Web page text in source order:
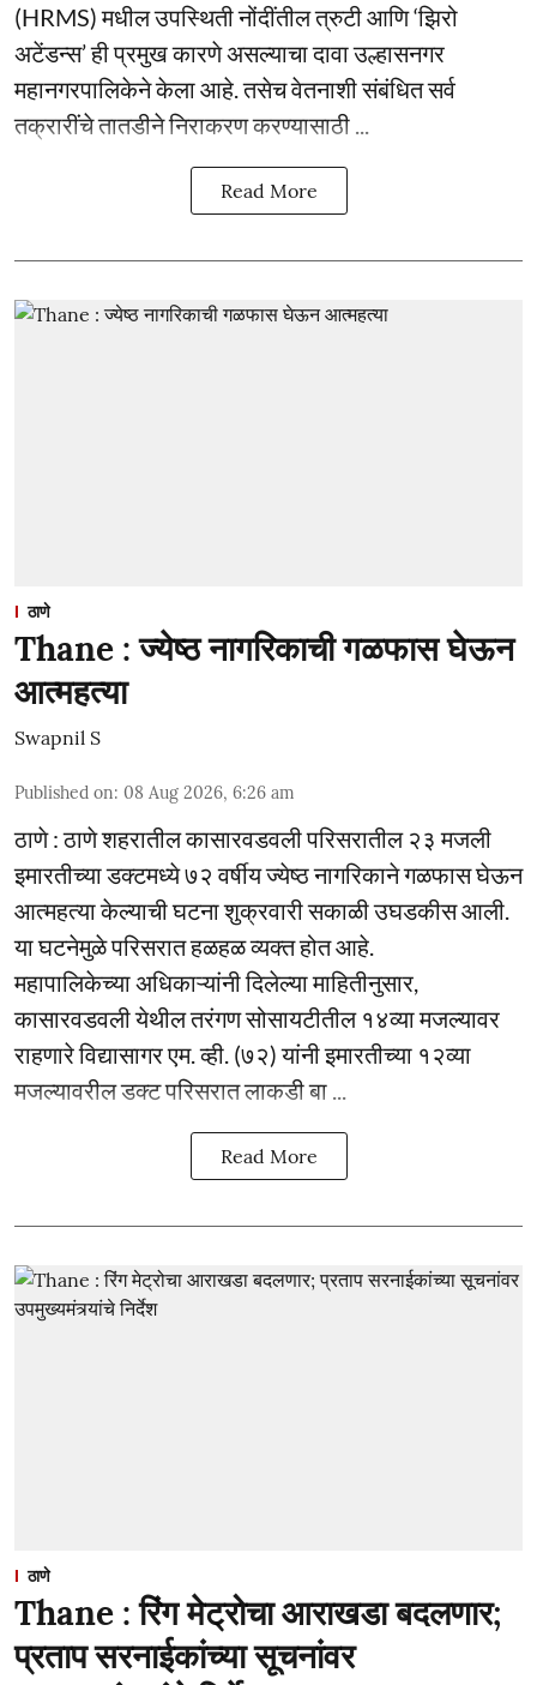
(HRMS) मधील उपस्थिती नोंदींतील त्रुटी आणि ‘झिरो
अटेंडन्स’ ही प्रमुख कारणे असल्याचा दावा उल्हासनगर
महानगरपालिकेने केला आहे. तसेच वेतनाशी संबंधित सर्व
तक्रारींचे तातडीने निराकरण करण्यासाठी ...
Read More
ठाणे
Thane : ज्येष्ठ नागरिकाची गळफास घेऊन
आत्महत्या
Swapnil S
Published on: 08 Aug 2026, 6:26 am
ठाणे : ठाणे शहरातील कासारवडवली परिसरातील २३ मजली
इमारतीच्या डक्टमध्ये ७२ वर्षीय ज्येष्ठ नागरिकाने गळफास घेऊन
आत्महत्या केल्याची घटना शुक्रवारी सकाळी उघडकीस आली.
या घटनेमुळे परिसरात हळहळ व्यक्त होत आहे.
महापालिकेच्या अधिकाऱ्यांनी दिलेल्या माहितीनुसार,
कासारवडवली येथील तरंगण सोसायटीतील १४व्या मजल्यावर
राहणारे विद्यासागर एम. व्ही. (७२) यांनी इमारतीच्या १२व्या
मजल्यावरील डक्ट परिसरात लाकडी बा ...
Read More
ठाणे
Thane : रिंग मेट्रोचा आराखडा बदलणार;
प्रताप सरनाईकांच्या सूचनांवर